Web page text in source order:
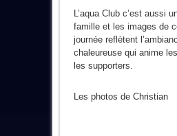
L’aqua Club c’est aussi
famille et les images de
journée reflètent
chaleureuse qui anime
les supporters.
Les photos de Christian